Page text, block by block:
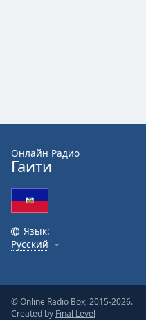
Text
Edge
Family
Close
Онлайн Радио
Гаити
Язык:
Русский
© Online Radio Box, 2015-2026.
Created by Final Level